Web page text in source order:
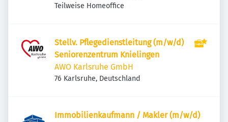
Teilweise Homeoffice
Stellv. Pflegedienstleitung (m/w/d)
Seniorenzentrum Knielingen
AWO Karlsruhe GmbH
76 Karlsruhe, Deutschland
Immobilienkaufmann / Makler (m/w/d)